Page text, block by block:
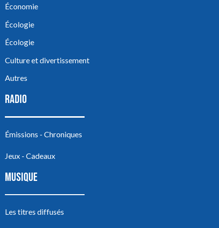
Économie
Écologie
Écologie
Culture et divertissement
Autres
RADIO
Émissions - Chroniques
Jeux - Cadeaux
MUSIQUE
Les titres diffusés